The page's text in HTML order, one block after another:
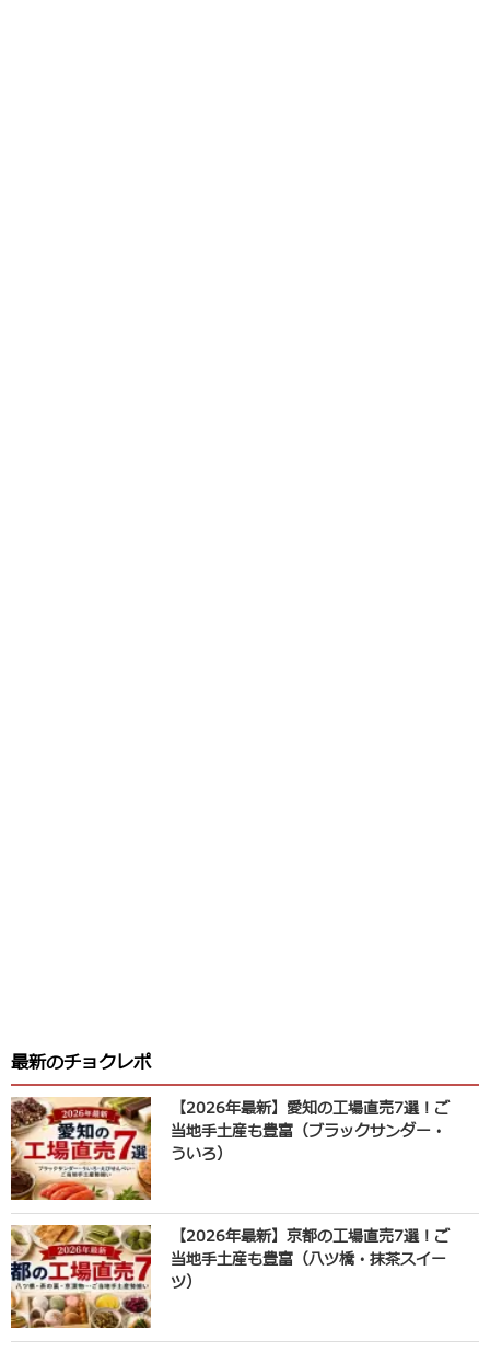
最新のチョクレポ
【2026年最新】愛知の工場直売7選！ご
当地手土産も豊富（ブラックサンダー・
ういろ）
【2026年最新】京都の工場直売7選！ご
当地手土産も豊富（八ツ橋・抹茶スイー
ツ）